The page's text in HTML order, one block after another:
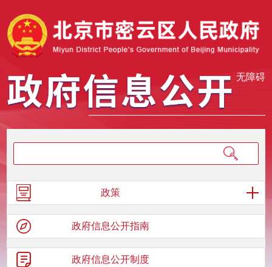
无障碍
政策
政府信息公开指南
政府信息公开制度